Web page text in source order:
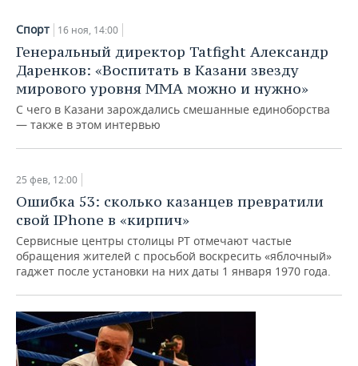
Спорт 16 ноя, 14:00
Генеральный директор Tatfight Александр
Даренков: «Воспитать в Казани звезду
мирового уровня MMA можно и нужно»
С чего в Казани зарождались смешанные единоборства
— также в этом интервью
25 фев, 12:00
Ошибка 53: сколько казанцев превратили
свой IPhone в «кирпич»
Сервисные центры столицы РТ отмечают частые
обращения жителей с просьбой воскресить «яблочный»
гаджет после установки на них даты 1 января 1970 года.